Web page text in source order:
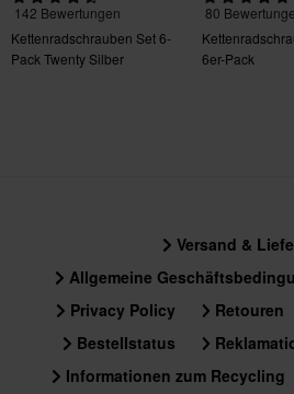
142 Bewertungen
Kettenradschrauben Set 6-
Pack Twenty Silber
80
6er-Pack
Versand &
Allgemeine
Privacy Policy
Retouren
Bestellstatus
Informationen zum Recycling